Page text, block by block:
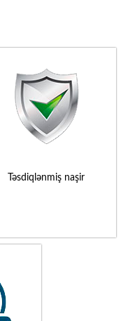
Təsdiqlənmiş naşir